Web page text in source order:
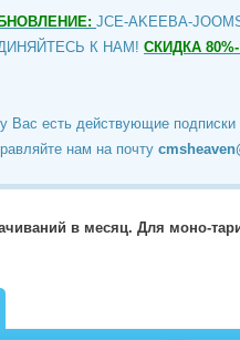
JCE-AKEEBA-
К НАМ! СКИДКА 80%-
Вас есть действующие
нам на почту
в месяц. Для моно-